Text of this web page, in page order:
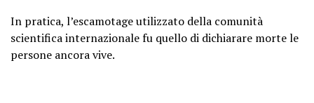
In pratica, l’escamotage utilizzato della comunità
scientifica internazionale fu quello di dichiarare morte le
persone ancora vive.